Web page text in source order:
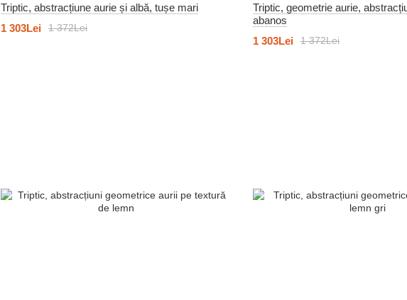
Triptic, abstracțiune aurie și albă, tușe mari
1 372Lei
1 303Lei
Triptic, geometrie aurie,
abanos
1 372Lei
1 303Lei